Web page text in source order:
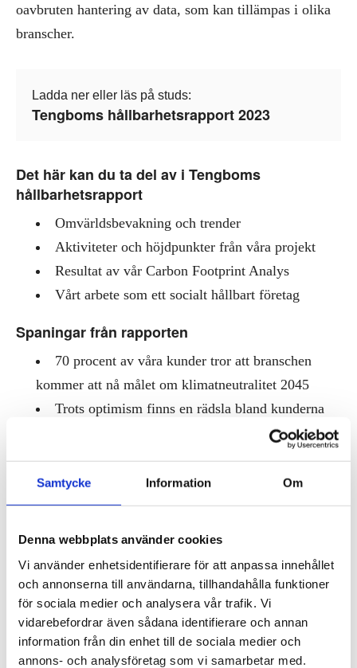
Samtycke Information Om
Denna webbplats använder cookies
Vi använder enhetsidentifierare för att anpassa innehållet
och annonserna till användarna, tillhandahålla funktioner
för sociala medier och analysera vår trafik. Vi
vidarebefordrar även sådana identifierare och annan
information från din enhet till de sociala medier och
annons- och analysföretag som vi samarbetar med.
oavbruten hantering av data, som kan tillämpas i olika
branscher.
Ladda ner eller läs på studs:
Tengboms hållbarhetsrapport 2023
Det här kan du ta del av i Tengboms
hållbarhetsrapport
Omvärldsbevakning och trender
Aktiviteter och höjdpunkter från våra projekt
Resultat av vår Carbon Footprint Analys
Vårt arbete som ett socialt hållbart företag
Spaningar från rapporten
70 procent av våra kunder tror att branschen
kommer att nå målet om klimatneutralitet 2045
Trots optimism finns en rädsla bland kunderna
att branschen inte når målet utan högre ställda
Digitala tvillingar för kulturhistoriska byggnader
har enorm potential för bevarande och
Arbetet med social hållbarhet bör omfatta all
utveckling i staden, inte bara utsatta områden – det
som gynnar en viss grupp kan också gynna fler